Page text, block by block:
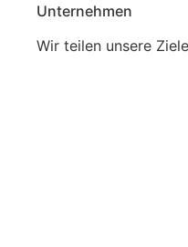
Unternehmen
Wir teilen unsere